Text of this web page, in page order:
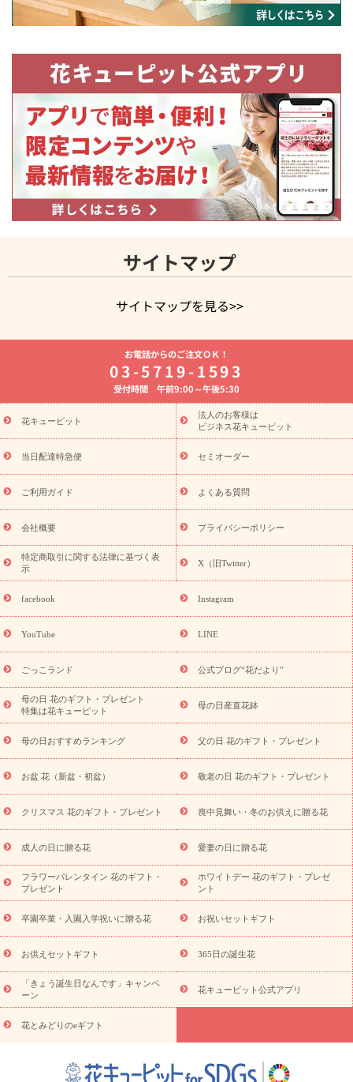
サイトマップ
サイトマップを見る>>
よく贈られる花
お祝いの花特集
誕生日フラワーギフト特集
8月の誕生花(トルコキキョウ)
開店・開業祝い
お供え・お悔やみ お供え・お悔やみの花
通夜・葬儀に贈る花 胡蝶蘭・花鉢
ーブドフラワー
季節のイベント
ひまわり ギフト・プレゼント
特集
お盆 花（新盆・初盆） 季節のイベント
お盆 花（新
盆・初盆）
お盆 花（新盆・初盆）
お盆・お供え 花とセットギ
フト
お盆・お供え プリザーブドフラワー
ひまわり ギフト・プ
レゼント特集
夏の花贈り・お中元・暑中見舞い 花のギフト特集
敬老の日におくる花ギフト・プレゼント特集
花ギフト・プレゼント特集
敬老の日 花のおすすめランキング
敬
老の日 花鉢植えのギフト・プレゼント特集
敬老の日 花とセットギ
フト・プレゼント特集
敬老の日の花 全てのギフト一覧
キャン
ペーン
「きょう誕生日なんです」キャンペーン
探す
誕生日フラワーギフト 誕生日フラワーギフト特集
誕生
日フラワーギフト商品一覧
ユリ トルコキキョウ
誕生花(トルコキキョウ)
9月の誕生花(リンドウ)
誕生日セット
ギフト
「きょう誕生日なんです」キャンペーン
用途から探す お祝いの花特集 当日配達特急便
お祝い商品
一覧
お祝い 新築・引っ越し祝い
結婚記念日
結婚祝い 出産祝い 退院祝い・快気祝い
還暦
祝い・長寿祝い
プチギフト ペットのお祝いフラワー
元・暑中見舞い
敬老の日
お供え
お供え・お悔やみ商品一覧 お供え・お悔やみの花
十九日法要以降に贈る花
通夜・葬儀に贈る花
お供え お花とセッ
お盆（新盆・初盆）
お祝い返し お見舞い
お取り
プリザーブドフラワー
スタイルから探す
アレンジメント
蘭・花鉢
ミディ胡蝶蘭・お祝い ミディ胡蝶蘭・お供え
の青色胡蝶蘭
観葉植物 観葉植物 産直多肉植物
プリザーブ
ドフラワー
お祝い お供え・お悔やみ 花とセットギフト
ミオーダー
プチギフト（hanamore -ハナモア-）
花とみどりの
eギフト
花キューピットのeGfit カラー ピンク
レンジ
レッド お花の種類 バラ ユリ トルコキキョウ
予
算から探す
お祝い お祝い・3000円～ お祝い・
お祝い・5000円～ お祝い・7000円～ お祝い・10000円～
お供え・お悔やみ
お供え・お悔やみ・3000円～
お供え・お
悔やみ・5000円～ お供え・お悔やみ・7000円～
お供え・お悔
やみ・10000円～
365日の誕生花カレンダー
開店・開業祝
お祝いを贈るときのマナー・
花キューピットのお祝いコラム一覧 誕生日のお花を「色
お電話からのご注文ＯＫ！
03-5719-1593
受付時間 午前9:00～午後5:30
花キューピット
法人のお客様は
ビジネス花キューピット
当日配達特急便 セミオーダー
ご利用ガイド よくある質問
会社概要 プライバシーポリシー
特定商取引に関する法律に基づく表
示
X（旧Twitter）
facebook Instagram
YouTube LINE
ごっこランド 公式ブログ“花だより”
母の日 花のギフト・プレゼント
特集は花キューピット
母の日産直花鉢
母の日おすすめランキング 父の日 花のギフト・プレゼント
お盆 花（新盆・初盆） 敬老の日 花のギフト・プレゼント
クリスマス 花のギフト・プレゼント 喪中見舞い・冬のお供えに贈る花
成人の日に贈る花 愛妻の日に贈る花
フラワーバレンタイン 花のギフト・
プレゼント
ホワイトデー 花のギフト・プレゼ
ント
卒園卒業・入園入学祝いに贈る花 お祝いセットギフト
お供えセットギフト 365日の誕生花
「きょう誕生日なんです」キャンペ
ーン
花キューピット公式アプリ
花とみどりのeギフト